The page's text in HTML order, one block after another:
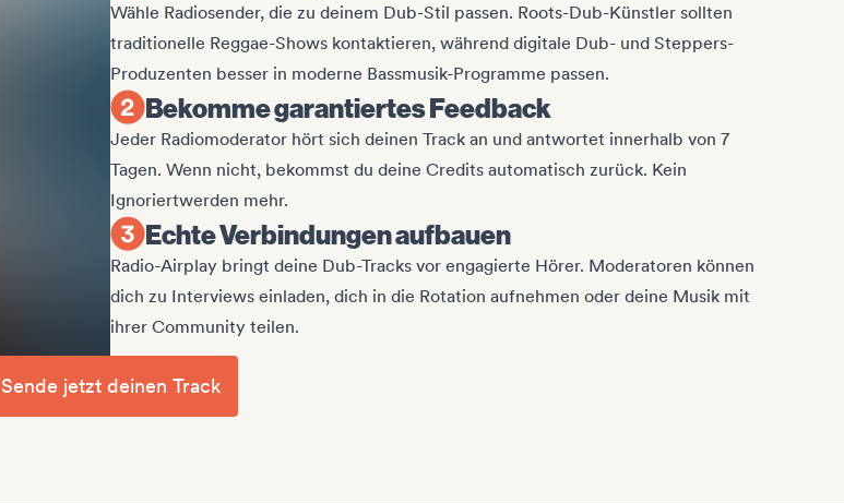
Wähle Radiosender, die zu deinem Dub-Stil passen. Roots-Dub-Künstler sollten
traditionelle Reggae-Shows kontaktieren, während digitale Dub- und Steppers-
Produzenten besser in moderne Bassmusik-Programme passen.
Bekomme garantiertes Feedback
Jeder Radiomoderator hört sich deinen Track an und antwortet innerhalb von 7
Tagen. Wenn nicht, bekommst du deine Credits automatisch zurück. Kein
Ignoriertwerden mehr.
Echte Verbindungen aufbauen
Radio-Airplay bringt deine Dub-Tracks vor engagierte Hörer. Moderatoren können
dich zu Interviews einladen, dich in die Rotation aufnehmen oder deine Musik mit
ihrer Community teilen.
Sende jetzt deinen Track